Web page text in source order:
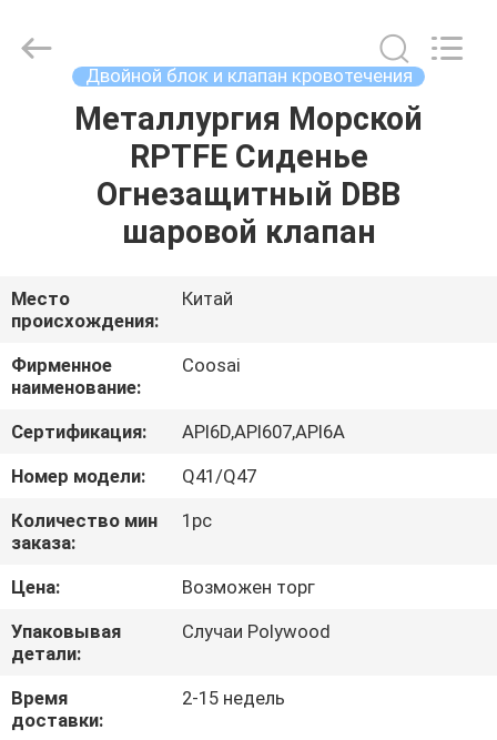
ДОМОЙ
ПРОДУКТЫ
НАС
ЭКСКУРСИЯ
ПО
ЗАВОДУ
КОНТРОЛЬ
КАЧЕСТВА
СВЯЖИТЕСЬ
С
НАМИ
group.
Двойной блок и клапан кровотечения
Металлургия Морской
RPTFE Сиденье
Огнезащитный DBB
шаровой клапан
Место
происхождения:
Китай
Фирменное
наименование:
Coosai
Сертификация:
API6D,API607,API6A
Номер модели:
Q41/Q47
Количество мин
заказа:
1pc
Цена:
Возможен торг
Упаковывая
детали:
Случаи Polywood
Время
доставки:
2-15 недель